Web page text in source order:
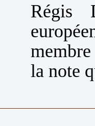
Régis
la note